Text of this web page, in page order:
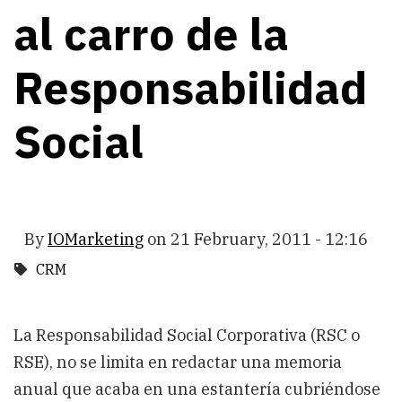
al carro de la
Responsabilidad
Social
ByIOMarketing on 21 February, 2011 - 12:16
CRM
La Responsabilidad Social Corporativa (RSC o
RSE), no se limita en redactar una memoria
anual que acaba en una estantería cubriéndose